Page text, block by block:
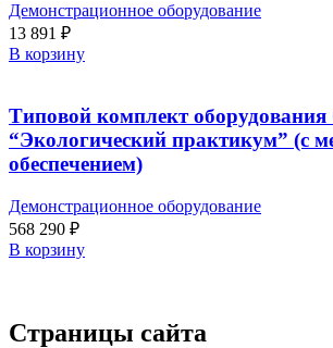
Демонстрационное оборудование
13 891 ₽
В корзину
Типовой комплект оборудования
“Экологический практикум” (с
обеспечением)
Демонстрационное оборудование
568 290 ₽
В корзину
Страницы сайта